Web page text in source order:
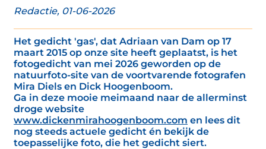
Redactie, 01-06-2026
Het gedicht 'gas', dat Adriaan van Dam op 17
maart 2015 op onze site heeft geplaatst, is het
fotogedicht van mei 2026 geworden op de
natuurfoto-site van de voortvarende fotografen
Mira Diels en Dick Hoogenboom.
Ga in deze mooie meimaand naar de allerminst
droge website
www.dickenmirahoogenboom.com en lees dit
nog steeds actuele gedicht én bekijk de
toepasselijke foto, die het gedicht siert.